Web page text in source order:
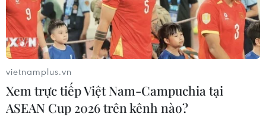
vietnamplus.vn
Xem trực tiếp Việt Nam-Campuchia tại
ASEAN Cup 2026 trên kênh nào?